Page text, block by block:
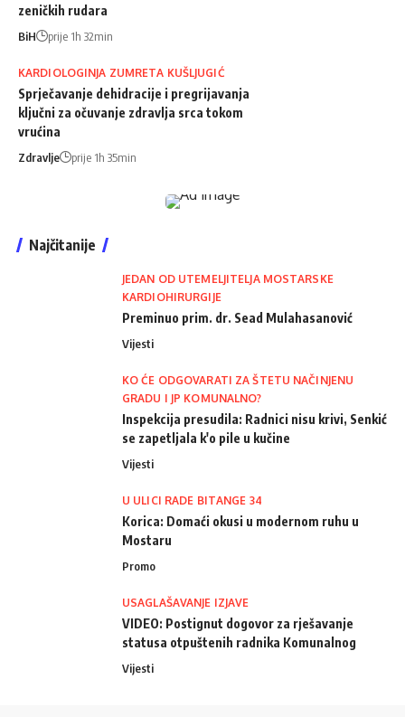
zeničkih rudara
BiH prije 1h 32min
KARDIOLOGINJA ZUMRETA KUŠLJUGIĆ
Sprječavanje dehidracije i pregrijavanja
ključni za očuvanje zdravlja srca tokom
vrućina
Zdravlje prije 1h 35min
Najčitanije
JEDAN OD UTEMELJITELJA MOSTARSKE
KARDIOHIRURGIJE
Preminuo prim. dr. Sead Mulahasanović
Vijesti
KO ĆE ODGOVARATI ZA ŠTETU NAČINJENU
GRADU I JP KOMUNALNO?
Inspekcija presudila: Radnici nisu krivi, Senkić
se zapetljala k'o pile u kučine
Vijesti
U ULICI RADE BITANGE 34
Korica: Domaći okusi u modernom ruhu u
Mostaru
Promo
USAGLAŠAVANJE IZJAVE
VIDEO: Postignut dogovor za rješavanje
statusa otpuštenih radnika Komunalnog
Vijesti